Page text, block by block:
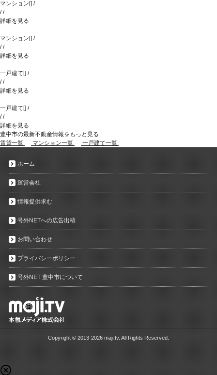
マンション[] /
//
詳細を見る
マンション[] /
//
詳細を見る
一戸建て[] /
//
詳細を見る
一戸建て[] /
//
詳細を見る
豊中市の最新不動産情報をもっと見る
賃貸一覧
マンション一覧 一戸建て一覧
ホーム
運営会社
情報提供求む
号外NETへの広告出稿
お問い合わせ
プライバシーポリシー
号外NET 豊中市について
Copyright © 2013-2026 maji.tv. All Rights Reserved.